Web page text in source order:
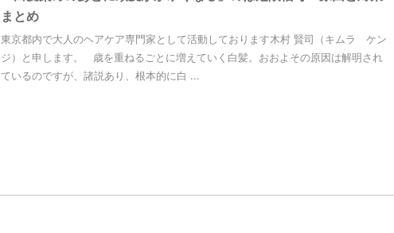
まとめ
東京都内で大人のヘアケア専門家として活動しております木村 賢司（キムラ ケン
ジ）と申します。 歳を重ねるごとに増えていく白髪。おおよその原因は解明され
ているのですが、諸説あり、根本的に白 ...